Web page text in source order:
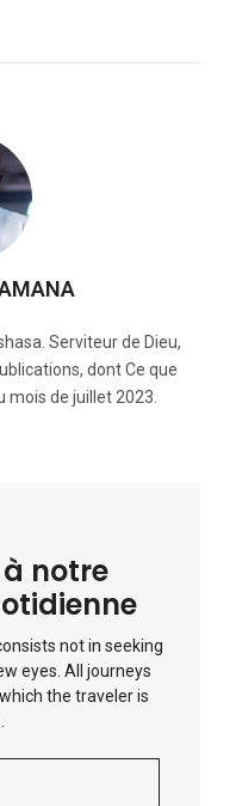
Serviteur de Dieu,
dont Ce que
mois de juillet 2023.
notre
not in seeking
eyes. All journeys
the traveler is